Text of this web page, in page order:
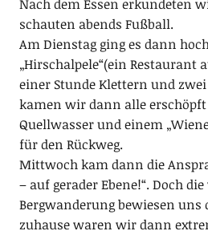
Nach dem Essen erkundeten
schauten abends Fußball.
Am Dienstag ging es dann
„Hirschalpele“(ein Restaurant
einer Stunde Klettern und
kamen wir dann alle
Quellwasser und einem
für den Rückweg.
Mittwoch kam dann die
– auf gerader Ebene!“. Doch
Bergwanderung bewiesen uns
zuhause waren wir dann